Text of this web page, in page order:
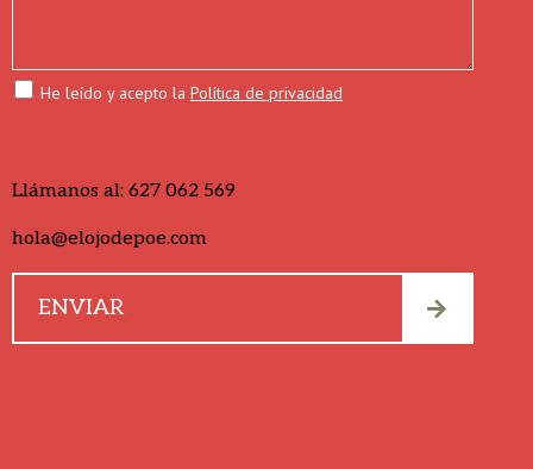
He leído y acepto la Política de privacidad
Llámanos al: 627 062 569
hola@elojodepoe.com